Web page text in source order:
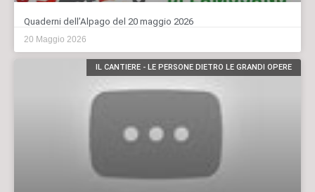
Quaderni dell’Alpago del 20 maggio 2026
20 Maggio 2026
IL CANTIERE - LE PERSONE DIETRO LE GRANDI OPERE